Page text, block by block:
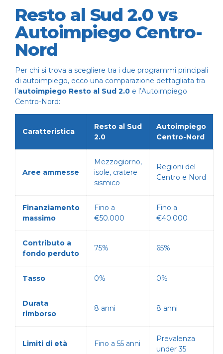
Resto al Sud 2.0 vs
Autoimpiego Centro-
Nord
Per chi si trova a scegliere tra i due programmi principali
di autoimpiego, ecco una comparazione dettagliata tra
l’autoimpiego Resto al Sud 2.0 e l’Autoimpiego
Centro-Nord:
Caratteristica
Resto al Sud
2.0
Autoimpiego
Centro-Nord
Aree ammesse
Mezzogiorno,
isole, cratere
sismico
Regioni del
Centro e Nord
Finanziamento
massimo
Fino a
€50.000
Fino a
€40.000
Contributo a
fondo perduto
75% 65%
Tasso 0% 0%
Durata
rimborso
8 anni 8 anni
Limiti di età Fino a 55 anni
Prevalenza
under 35